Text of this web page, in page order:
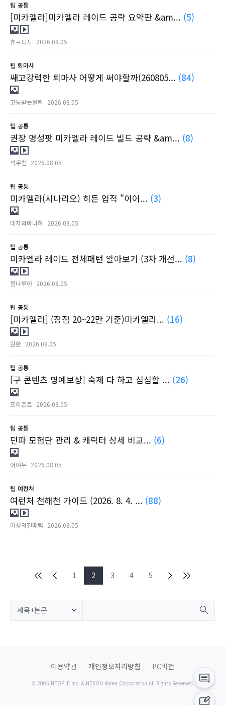
팁 공통
[미카엘라]미카엘라 레이드 공략 요약판 &am... (5)
츄르모시 2026.08.05
팁 퇴마사
쌔고강력한 퇴마사 어떻게 써야할까(260805... (84)
고통받는물퇴 2026.08.05
팁 공통
권장 명성팟 미카엘라 레이드 빌드 공략 &am... (8)
석우천 2026.08.05
팁 공통
미카엘라(시나리오) 히든 업적 "이어... (3)
데자와바나하 2026.08.05
팁 공통
미카엘라 레이드 전체패턴 알아보기 (3차 개선... (8)
븜나루아 2026.08.05
팁 공통
[미카엘라] (장점 20~22만 기준)미카엘라... (16)
원환 2026.08.05
팁 공통
[구 콘텐츠 명예보상] 숙제 다 하고 심심할 ... (26)
포이즌트 2026.08.05
팁 공통
던파 모험단 관리 & 캐릭터 상세 비교... (6)
어야누 2026.08.05
팁 여런처
여런처 천해천 가이드 (2026. 8. 4. ... (88)
여성의진매력 2026.08.05
1 2 3 4 5
제목+본문
이용약관 개인정보처리방침 PC버전
© 2005 NEOPLE Inc. & NEXON Korea Corporation All Rights Reserved.